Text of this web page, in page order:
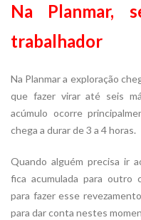
Na Planmar,
trabalhador
Na Planmar a exploração
que fazer virar até seis
acúmulo ocorre
chega a durar de 3 a 4 horas.
Quando alguém precisa ir
fica acumulada para outro
para fazer esse
para dar conta nestes